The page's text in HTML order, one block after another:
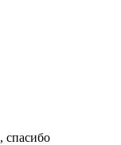
спасибо